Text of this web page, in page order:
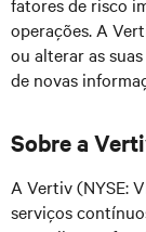
operações. A
ou alterar as
de novas
Sobre a
A Vertiv (NYSE:
serviços